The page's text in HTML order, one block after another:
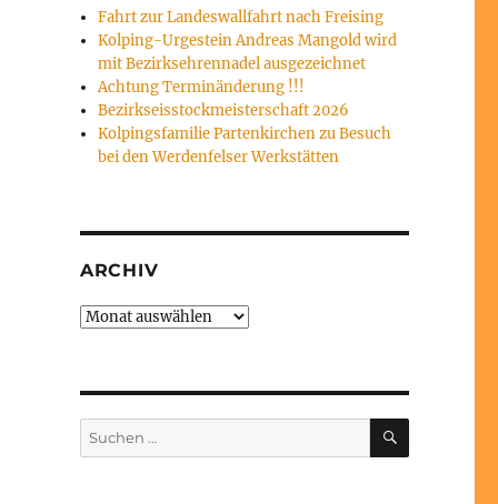
Fahrt zur Landeswallfahrt nach Freising
Kolping-Urgestein Andreas Mangold wird
mit Bezirksehrennadel ausgezeichnet
Achtung Terminänderung !!!
Bezirkseisstockmeisterschaft 2026
Kolpingsfamilie Partenkirchen zu Besuch
bei den Werdenfelser Werkstätten
ARCHIV
Archiv
Suchen
nach:
SUCHEN